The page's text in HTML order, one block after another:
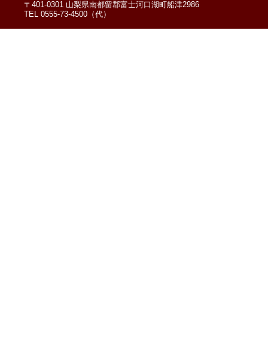
〒401-0301 山梨県南都留郡富士河口湖町船津2986
TEL 0555-73-4500（代）